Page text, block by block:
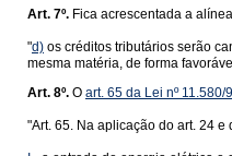
Art. 7º. Fica acrescentada a
"d) os créditos tributários serão
mesma matéria, de forma
Art. 8º. O art. 65 da Lei nº 11.580/
"Art. 65. Na aplicação do art. 24 e